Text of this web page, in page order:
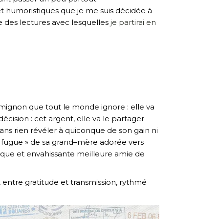
humoristiques que je me suis décidée à
des lectures avec lesquelles je partirai en
que tout le monde ignore : elle va
: cet argent, elle va le partager
rien révéler à quiconque de son gain ni
» de sa grand–mère adorée vers
et envahissante meilleure amie de
gratitude et transmission, rythmé